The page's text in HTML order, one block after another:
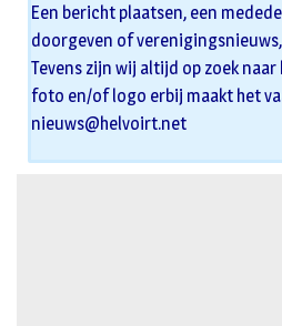
Een bericht plaatsen, een
doorgeven of
Tevens zijn wij altijd op zoek
foto en/of logo erbij maakt het
nieuws@helvoirt.net